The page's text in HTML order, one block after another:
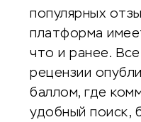
популярных
платформа
что и ранее.
рецензии
баллом, где
удобный поиск,